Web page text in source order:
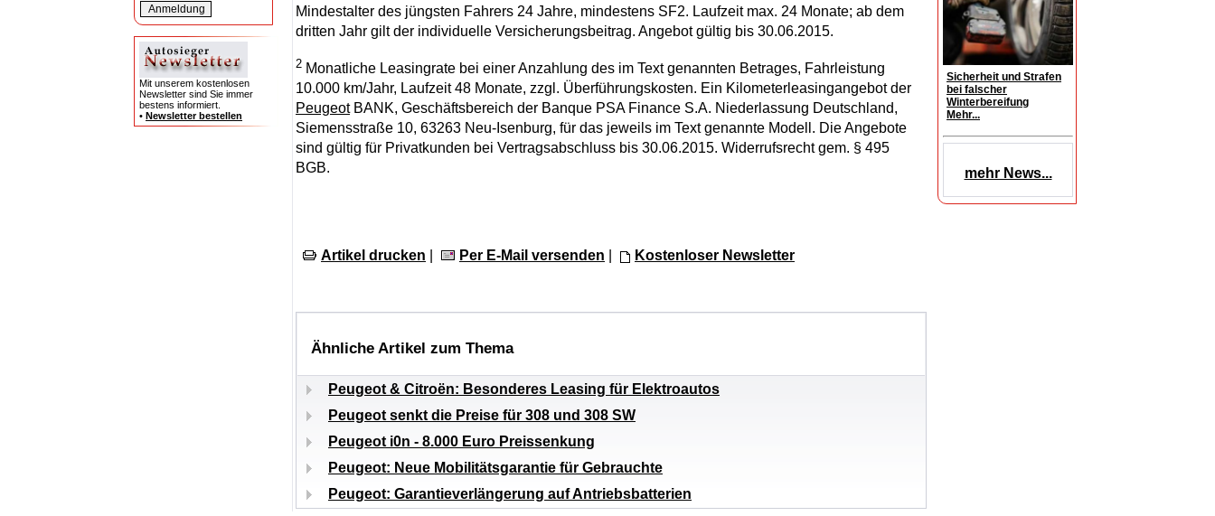
Mit unserem kostenlosen
Newsletter sind Sie immer
bestens informiert.
• Newsletter bestellen
Sicherheit und Strafen
bei falscher
Winterbereifung
Mehr...
mehr News...
Mindestalter des jüngsten Fahrers 24 Jahre, mindestens SF2. Laufzeit max. 24 Monate; ab dem
dritten Jahr gilt der individuelle Versicherungsbeitrag. Angebot gültig bis 30.06.2015.
2 Monatliche Leasingrate bei einer Anzahlung des im Text genannten Betrages, Fahrleistung
10.000 km/Jahr, Laufzeit 48 Monate, zzgl. Überführungskosten. Ein Kilometerleasingangebot der
PeugeotBANK, Geschäftsbereich der Banque PSA Finance S.A. Niederlassung Deutschland,
Siemensstraße 10, 63263 Neu-Isenburg, für das jeweils im Text genannte Modell. Die Angebote
sind gültig für Privatkunden bei Vertragsabschluss bis 30.06.2015. Widerrufsrecht gem. § 495
BGB.
Artikel drucken Per E-Mail versenden Kostenloser Newsletter
Ähnliche Artikel zum Thema
Peugeot & Citroën: Besonderes Leasing für Elektroautos
Peugeot senkt die Preise für 308 und 308 SW
Peugeot i0n - 8.000 Euro Preissenkung
Peugeot: Neue Mobilitätsgarantie für Gebrauchte
Peugeot: Garantieverlängerung auf Antriebsbatterien